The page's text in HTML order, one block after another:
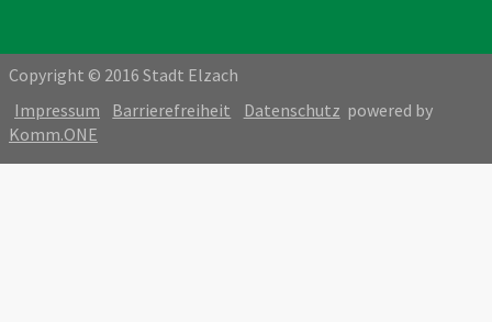
Copyright © 2016 Stadt Elzach
Impressum
Barrierefreiheit Datenschutz powered by
Komm.ONE